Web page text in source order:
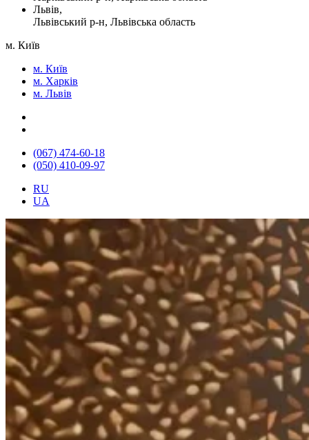
Львів,
Львівський р-н, Львівська область
м. Київ
м. Київ
м. Харків
м. Львів
(067) 474-60-18
(050) 410-09-97
RU
UA